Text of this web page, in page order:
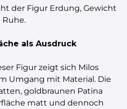
der Figur Erdung, Gewicht
als Ausdruck
Figur zeigt sich Milos
Umgang mit Material. Die
goldbraunen Patina
matt und dennoch